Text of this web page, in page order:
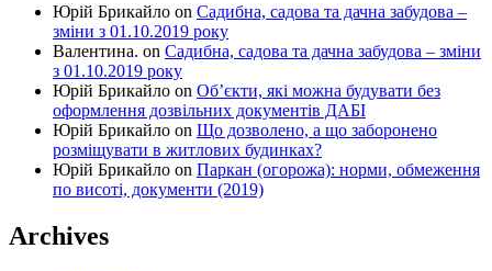
Юрій Брикайло on Садибна, садова та дачна забудова –
зміни з 01.10.2019 року
Валентина. on Садибна, садова та дачна забудова – зміни
з 01.10.2019 року
Юрій Брикайло on Об’єкти, які можна будувати без
оформлення дозвільних документів ДАБІ
Юрій Брикайло on Що дозволено, а що заборонено
розміщувати в житлових будинках?
Юрій Брикайло on Паркан (огорожа): норми, обмеження
по висоті, документи (2019)
Archives